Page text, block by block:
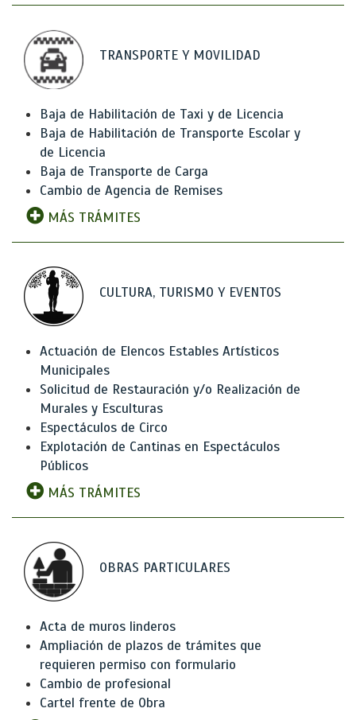
TRANSPORTE Y MOVILIDAD
Baja de Habilitación de Taxi y de Licencia
Baja de Habilitación de Transporte Escolar y
de Licencia
Baja de Transporte de Carga
Cambio de Agencia de Remises
MÁS TRÁMITES
CULTURA, TURISMO Y EVENTOS
Actuación de Elencos Estables Artísticos
Municipales
Solicitud de Restauración y/o Realización de
Murales y Esculturas
Espectáculos de Circo
Explotación de Cantinas en Espectáculos
Públicos
MÁS TRÁMITES
OBRAS PARTICULARES
Acta de muros linderos
Ampliación de plazos de trámites que
requieren permiso con formulario
Cambio de profesional
Cartel frente de Obra